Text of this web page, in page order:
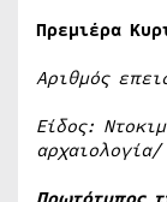
Πρεμιέρα
Αριθμός
Είδος: